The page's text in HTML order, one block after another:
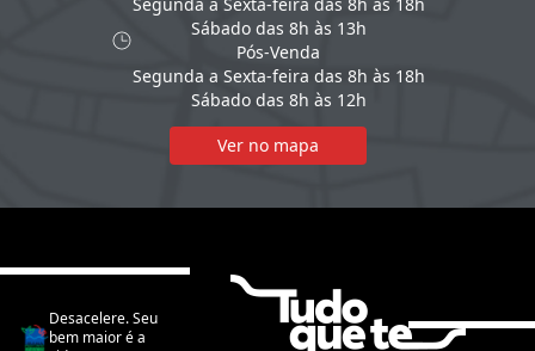
Sábado das 8h às 13h
Pós-Venda
Segunda a Sexta-feira das 8h às 18h
Sábado das 8h às 12h
Ver no mapa
Desacelere. Seu
bem maior é a